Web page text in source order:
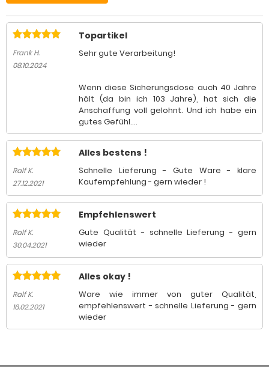
Frank H.
08.10.2024
Topartikel
Sehr gute Verarbeitung!
Wenn diese Sicherungsdose auch 40 Jahre
hält (da bin ich 103 Jahre), hat sich die
Anschaffung voll gelohnt. Und ich habe ein
gutes Gefühl....
Ralf K.
27.12.2021
Alles bestens !
Schnelle Lieferung - Gute Ware - klare
Kaufempfehlung - gern wieder !
Ralf K.
30.04.2021
Empfehlenswert
Gute Qualität - schnelle Lieferung - gern
wieder
Ralf K.
16.02.2021
Alles okay !
Ware wie immer von guter Qualität,
empfehlenswert - schnelle Lieferung - gern
wieder